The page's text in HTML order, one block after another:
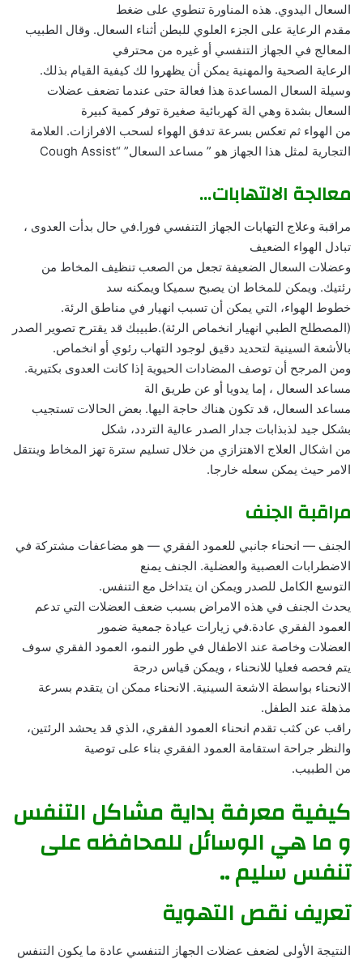
السعال اليدوي. هذه المناورة تنطوي على ضغط
مقدم الرعاية على الجزء العلوي للبطن أثناء السعال. وقال الطبيب
المعالج في الجهاز التنفسي أو غيره من محترفي
الرعاية الصحية والمهنية يمكن أن يظهروا لك كيفية القيام بذلك.
وسيلة السعال المساعدة هذا فعالة حتى عندما تضعف عضلات
السعال بشدة وهي الة كهربائية صغيرة توفر كمية كبيرة
من الهواء ثم تعكس بسرعة تدفق الهواء لسحب الافرازات. العلامة
التجارية لمثل هذا الجهاز هو ” مساعد السعال” “Cough Assist
معالجة الالتهابات…
مراقبة وعلاج التهابات الجهاز التنفسي فورا.في حال بدأت العدوى ،
تبادل الهواء الضعيف
وعضلات السعال الضعيفة تجعل من الصعب تنظيف المخاط من
رئتيك. ويمكن للمخاط ان يصبح سميكا ويمكنه سد
خطوط الهواء، التي يمكن أن تسبب انهيار في مناطق الرئة.
(المصطلح الطبي انهيار انخماص الرئة).طبيبك قد يقترح تصوير الصدر
بالأشعة السينية لتحديد دقيق لوجود التهاب رئوي أو انخماص.
ومن المرجح أن توصف المضادات الحيوية إذا كانت العدوى بكتيرية.
مساعد السعال ، إما يدويا أو عن طريق الة
مساعد السعال، قد تكون هناك حاجة اليها. بعض الحالات تستجيب
بشكل جيد لذبذابات جدار الصدر عالية التردد، شكل
من اشكال العلاج الاهتزازي من خلال تسليم سترة تهز المخاط وينتقل
الامر حيث يمكن سعله خارجا.
مراقبة الجنف
الجنف — انحناء جانبي للعمود الفقري — هو مضاعفات مشتركة في
الاضطرابات العصبية والعضلية. الجنف يمنع
التوسع الكامل للصدر ويمكن ان يتداخل مع التنفس.
يحدث الجنف في هذه الامراض بسبب ضعف العضلات التي تدعم
العمود الفقري عادة.في زيارات عيادة جمعية ضمور
العضلات وخاصة عند الاطفال في طور النمو، العمود الفقري سوف
يتم فحصه فعليا للانحناء ، ويمكن قياس درجة
الانحناء بواسطة الاشعة السينية. الانحناء ممكن ان يتقدم بسرعة
مذهلة عند الطفل.
راقب عن كثب تقدم انحناء العمود الفقري، الذي قد يحشد الرئتين،
والنظر جراحة استقامة العمود الفقري بناء على توصية
من الطبيب.
كيفية معرفة بداية مشاكل التنفس
و ما هي الوسائل للمحافظه على
تنفس سليم ..
تعريف نقص التهوية
النتيجة الأولى لضعف عضلات الجهاز التنفسي عادة ما يكون التنفس